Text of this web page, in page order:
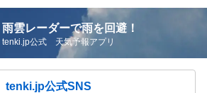
雨雲レーダーで雨を回避！
tenki.jp公式 天気予報アプリ
tenki.jp公式SNS